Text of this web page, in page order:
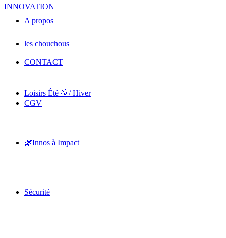
A propos
CONTACT
CGV
les chouchous
Loisirs Été 🌞/ Hiver
🌿Innos à Impact
Sécurité